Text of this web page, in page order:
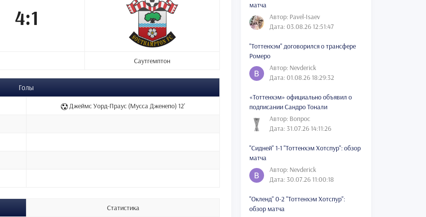
4:1
Саутгемптон
Голы
Джеймс Уорд-Праус (Мусса Дженепо) 12'
Статистика
матча
Автор: Pavel-Isaev
Дата: 03.08.26 12:51:47
"Тоттенхэм" договорился о трансфере
Ромеро
Автор: Nevderick
Дата: 01.08.26 18:29:32
«Тоттенхэм» официально объявил о
подписании Сандро Тонали
Автор: Вопрос
Дата: 31.07.26 14:11:26
"Сидней" 1-1 "Тоттенхэм Хотспур": обзор
матча
Автор: Nevderick
Дата: 30.07.26 11:00:18
"Окленд" 0-2 "Тоттенхэм Хотспур":
обзор матча